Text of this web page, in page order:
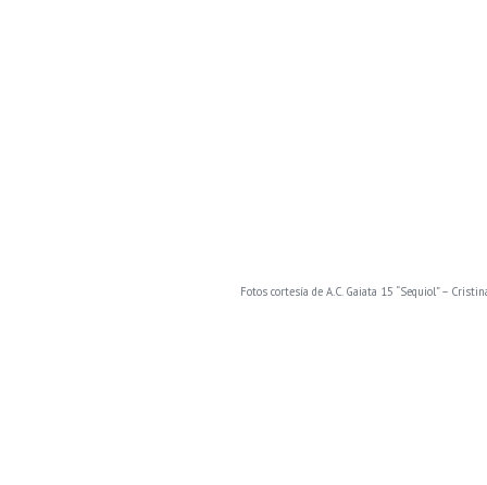
Fotos cortesía de A.C. Gaiata 15 “Sequiol” –